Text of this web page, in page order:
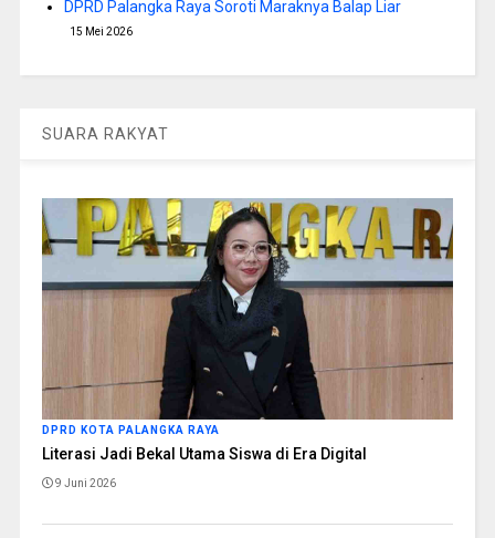
DPRD Palangka Raya Soroti Maraknya Balap Liar
15 Mei 2026
SUARA RAKYAT
DPRD KOTA PALANGKA RAYA
Literasi Jadi Bekal Utama Siswa di Era Digital
9 Juni 2026